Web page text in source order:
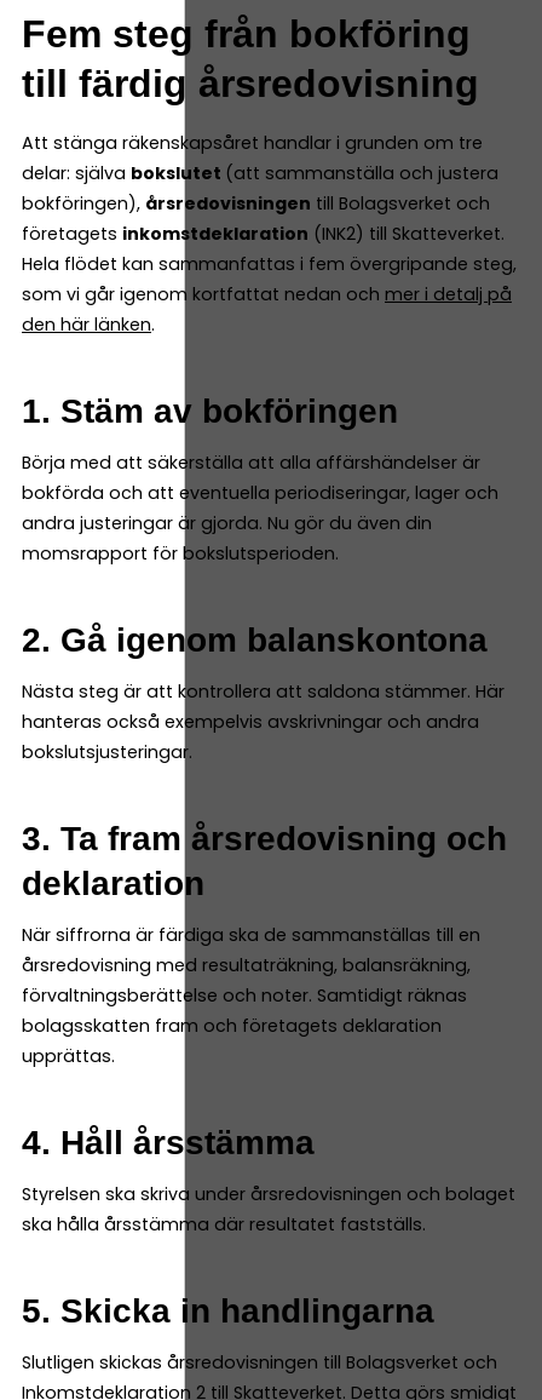
Fem steg från bokföring
till färdig årsredovisning
Att stänga räkenskapsåret handlar i grunden om tre
delar: själva bokslutet (att sammanställa och justera
bokföringen), årsredovisningen till Bolagsverket och
företagets inkomstdeklaration (INK2) till Skatteverket.
Hela flödet kan sammanfattas i fem övergripande steg,
som vi går igenom kortfattat nedan och mer i detalj på
den här länken.
1. Stäm av bokföringen
Börja med att säkerställa att alla affärshändelser är
bokförda och att eventuella periodiseringar, lager och
andra justeringar är gjorda. Nu gör du även din
momsrapport för bokslutsperioden.
2. Gå igenom balanskontona
Nästa steg är att kontrollera att saldona stämmer. Här
hanteras också exempelvis avskrivningar och andra
bokslutsjusteringar.
3. Ta fram årsredovisning och
deklaration
När siffrorna är färdiga ska de sammanställas till en
årsredovisning med resultaträkning, balansräkning,
förvaltningsberättelse och noter. Samtidigt räknas
bolagsskatten fram och företagets deklaration
upprättas.
4. Håll årsstämma
Styrelsen ska skriva under årsredovisningen och bolaget
ska hålla årsstämma där resultatet fastställs.
5. Skicka in handlingarna
Slutligen skickas årsredovisningen till Bolagsverket och
Inkomstdeklaration 2 till Skatteverket. Detta görs smidigt